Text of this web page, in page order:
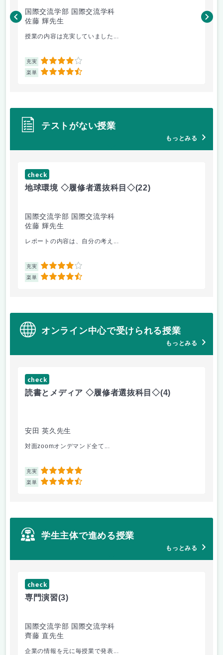
国際交流学部 国際交流学科
佐藤 輝先生
授業の内容は充実していました...
充実 4
楽単 4.5
佐
テストがない授業
もっとみる
check
地球環境 ◇履修者選抜科目◇(22)
国際交流学部 国際交流学科
佐藤 輝先生
レポートの内容は、自分の考え...
充実 4
楽単 4.5
オンライン中心で受けられる授業
もっとみる
check
読書とメディア ◇履修者選抜科目◇(4)
安田 英久先生
対面zoomオンデマンド全て...
充実 5
楽単 4.5
学生主体で進める授業
もっとみる
check
専門演習(3)
国際交流学部 国際交流学科
齊藤 直先生
企業の情報を元に毎授業で発表...